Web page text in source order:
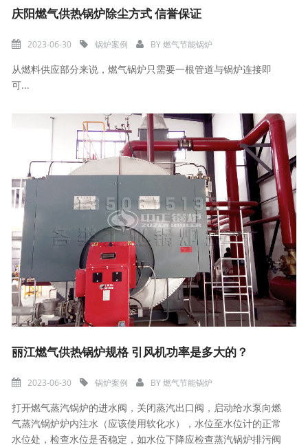
庆阳燃气供热锅炉除尘方式 信誉保证
2023-06-30 锅炉案例 BY燃气节能锅炉
从燃料供应部分来说，燃气锅炉只需要一根管道与锅炉连接即
可...
丽江燃气供热锅炉规格 引风机功率是多大的？
2023-06-30 锅炉案例 BY燃气节能锅炉
打开燃气蒸汽锅炉的进水阀，关闭蒸汽出口阀，启动给水泵向燃
气蒸汽锅炉炉内注水（应该使用软化水），水位至水位计的正常
水位处，检查水位是否稳定，如水位下降应检查蒸汽锅炉排污阀